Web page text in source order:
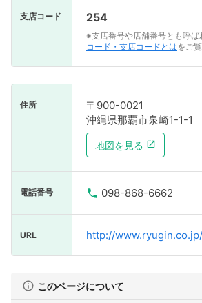
支店コード 254
※支店番号や店舗番号とも呼ば
コード・支店コードとはをご
住所
〒900-0021
沖縄県那覇市泉崎1-1-1
地図を見る
電話番号 098-868-6662
URL http://www.ryugin.co.jp/
このページについて